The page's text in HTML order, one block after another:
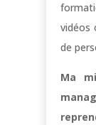
vidéos
de
Ma